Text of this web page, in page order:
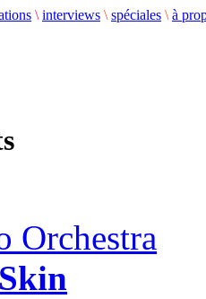
\ interviews \ spéciales \ à
Orchestra